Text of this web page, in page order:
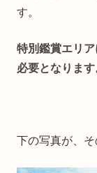
す。
特別鑑賞エリ
必要となります
下の写真が、そ